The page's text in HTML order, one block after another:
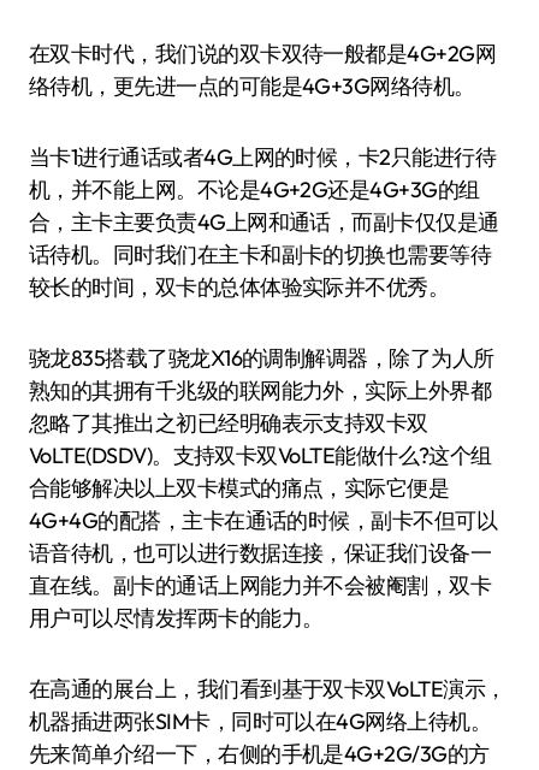
在双卡时代，我们说的双卡双待一般都是4G+2G网
络待机，更先进一点的可能是4G+3G网络待机。
当卡1进行通话或者4G上网的时候，卡2只能进行待
机，并不能上网。不论是4G+2G还是4G+3G的组
合，主卡主要负责4G上网和通话，而副卡仅仅是通
话待机。同时我们在主卡和副卡的切换也需要等待
较长的时间，双卡的总体体验实际并不优秀。
骁龙835搭载了骁龙X16的调制解调器，除了为人所
熟知的其拥有千兆级的联网能力外，实际上外界都
忽略了其推出之初已经明确表示支持双卡双
VoLTE(DSDV)。支持双卡双VoLTE能做什么?这个组
合能够解决以上双卡模式的痛点，实际它便是
4G+4G的配搭，主卡在通话的时候，副卡不但可以
语音待机，也可以进行数据连接，保证我们设备一
直在线。副卡的通话上网能力并不会被阉割，双卡
用户可以尽情发挥两卡的能力。
在高通的展台上，我们看到基于双卡双VoLTE演示，
机器插进两张SIM卡，同时可以在4G网络上待机。
先来简单介绍一下，右侧的手机是4G+2G/3G的方